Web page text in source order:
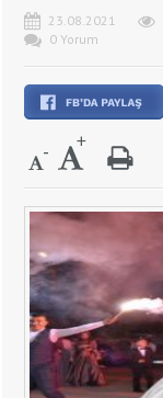
23.08.2021
0 Yorum